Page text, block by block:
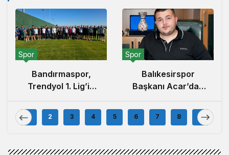
Spor
Bandırmaspor,
Trendyol 1. Lig’in
İstanbulspor’u
Ağırlamaya
Spor
Balıkesirspor
Başkanı Acar’dan
Kampanyası
Açıklaması
1 2 3 4 5 6 7 8 9